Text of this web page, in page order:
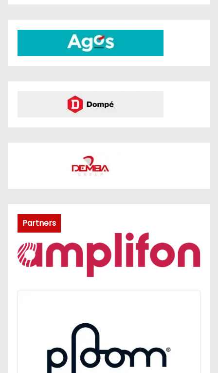
Partners